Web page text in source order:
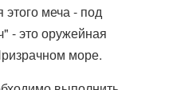
меча - под
- это оружейная
море.